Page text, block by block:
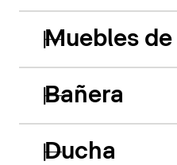
Muebles
Bañera
Ducha